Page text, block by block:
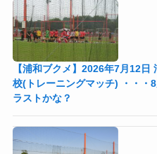
【浦和ブクメ】2026年7月12
校(トレーニングマッチ) ・・・
ラストかな？